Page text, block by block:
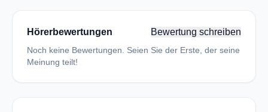
Hörerbewertungen Bewertung schreiben
Noch keine Bewertungen. Seien Sie der Erste, der seine
Meinung teilt!